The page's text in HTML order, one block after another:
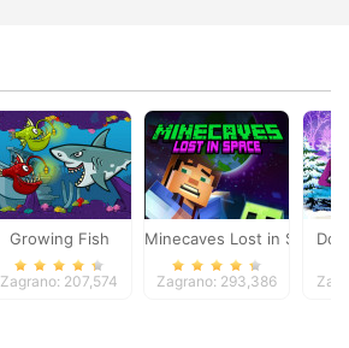
Growing Fish
Zagrano: 207,574
Minecaves Lost in Space
Zagrano: 293,386